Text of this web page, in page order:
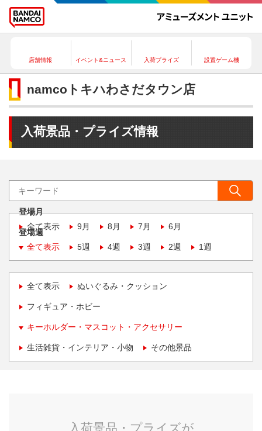
店舗情報 イベント&ニュース 入荷プライズ 設置ゲーム機
namcoトキハわさだタウン店
入荷景品・プライズ情報
登場月
全て表示
9月 8月 7月 6月
登場週
全て表示
5週 4週 3週 2週 1週
全て表示 ぬいぐるみ・クッション
フィギュア・ホビー
キーホルダー・マスコット・アクセサリー
生活雑貨・インテリア・小物 その他景品